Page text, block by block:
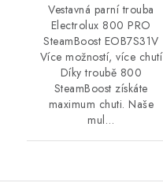
Vestavná parní trouba
Electrolux 800 PRO
SteamBoost EOB7S31V
Více možností, více chutí
Díky troubě 800
SteamBoost získáte
maximum chuti. Naše
mul…